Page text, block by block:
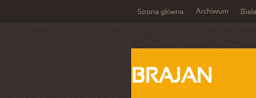
Strona główna Archiwum Biała
BRAJAN